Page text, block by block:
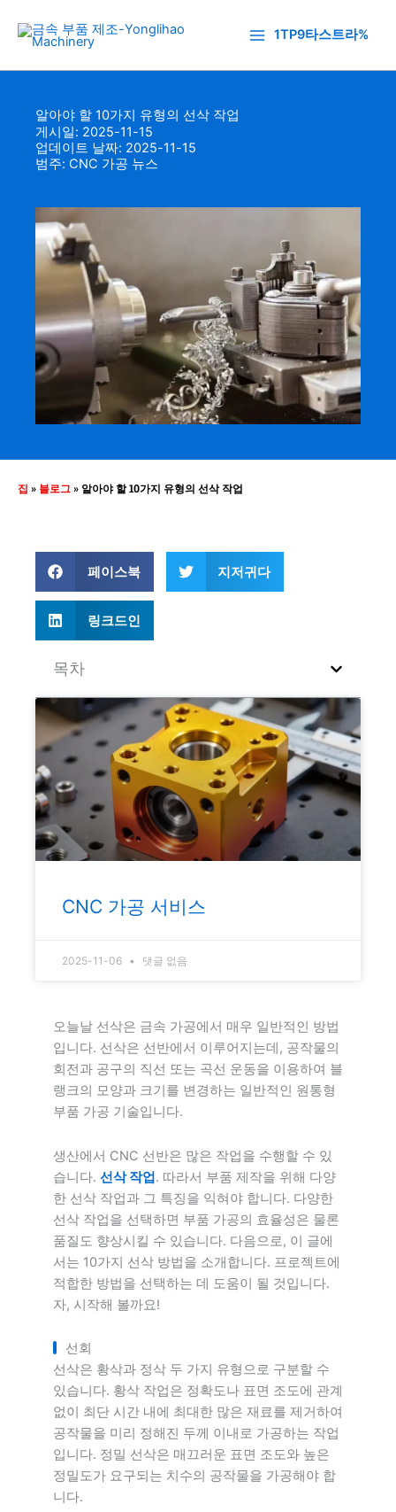
로
1TP9타스트라%
알아야 할 10가지 유형의 선삭 작업
게시일: 2025-11-15
업데이트 날짜: 2025-11-15
범주: CNC 가공 뉴스
집 » 블로그» 알아야 할 10가지 유형의 선삭 작업
페이스북 지저귀다
링크드인
목차
CNC 가공 서비스
2025-11-06 댓글 없음
오늘날 선삭은 금속 가공에서 매우 일반적인 방법
입니다. 선삭은 선반에서 이루어지는데, 공작물의
회전과 공구의 직선 또는 곡선 운동을 이용하여 블
랭크의 모양과 크기를 변경하는 일반적인 원통형
부품 가공 기술입니다.
생산에서 CNC 선반은 많은 작업을 수행할 수 있
습니다. 선삭 작업. 따라서 부품 제작을 위해 다양
한 선삭 작업과 그 특징을 익혀야 합니다. 다양한
선삭 작업을 선택하면 부품 가공의 효율성은 물론
품질도 향상시킬 수 있습니다. 다음으로, 이 글에
서는 10가지 선삭 방법을 소개합니다. 프로젝트에
적합한 방법을 선택하는 데 도움이 될 것입니다.
자, 시작해 볼까요!
선회
선삭은 황삭과 정삭 두 가지 유형으로 구분할 수
있습니다. 황삭 작업은 정확도나 표면 조도에 관계
없이 최단 시간 내에 최대한 많은 재료를 제거하여
공작물을 미리 정해진 두께 이내로 가공하는 작업
입니다. 정밀 선삭은 매끄러운 표면 조도와 높은
정밀도가 요구되는 치수의 공작물을 가공해야 합
니다.